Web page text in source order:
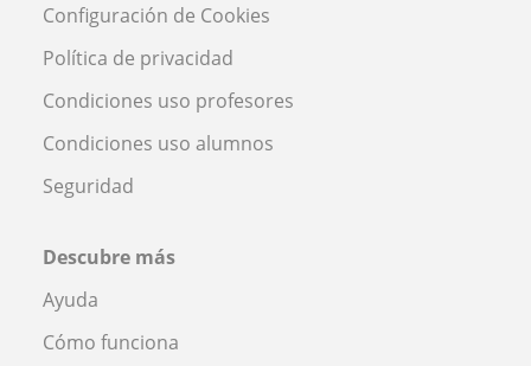
Configuración de Cookies
Política de privacidad
Condiciones uso profesores
Condiciones uso alumnos
Seguridad
Descubre más
Ayuda
Cómo funciona